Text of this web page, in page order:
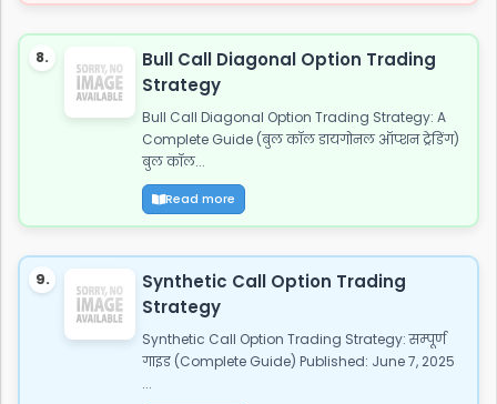
8.
Bull Call Diagonal Option Trading
Strategy
Bull Call Diagonal Option Trading Strategy: A
Complete Guide (बुल कॉल डायगोनल ऑप्शन ट्रेडिंग)
बुल कॉल...
Read more
9.
Synthetic Call Option Trading
Strategy
Synthetic Call Option Trading Strategy: सम्पूर्ण
गाइड (Complete Guide) Published: June 7, 2025
...